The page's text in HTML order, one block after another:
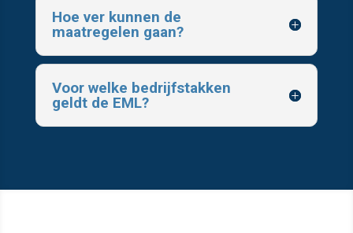
Hoe ver kunnen de
maatregelen gaan?
Voor welke bedrijfstakken
geldt de EML?